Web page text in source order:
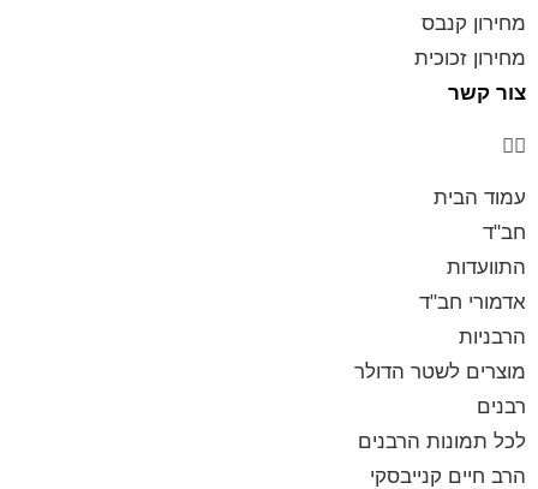
מחירון קנבס
מחירון זכוכית
צור קשר
עמוד הבית
חב"ד
התוועדות
אדמורי חב"ד
הרבניות
מוצרים לשטר הדולר
רבנים
לכל תמונות הרבנים
הרב חיים קנייבסקי